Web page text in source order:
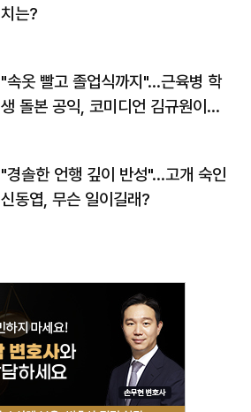
치는?
"속옷 빨고 졸업식까지"…근육병 학
생 돌본 공익, 코미디언 김규원이었
"경솔한 언행 깊이 반성"…고개 숙인
신동엽, 무슨 일이길래?